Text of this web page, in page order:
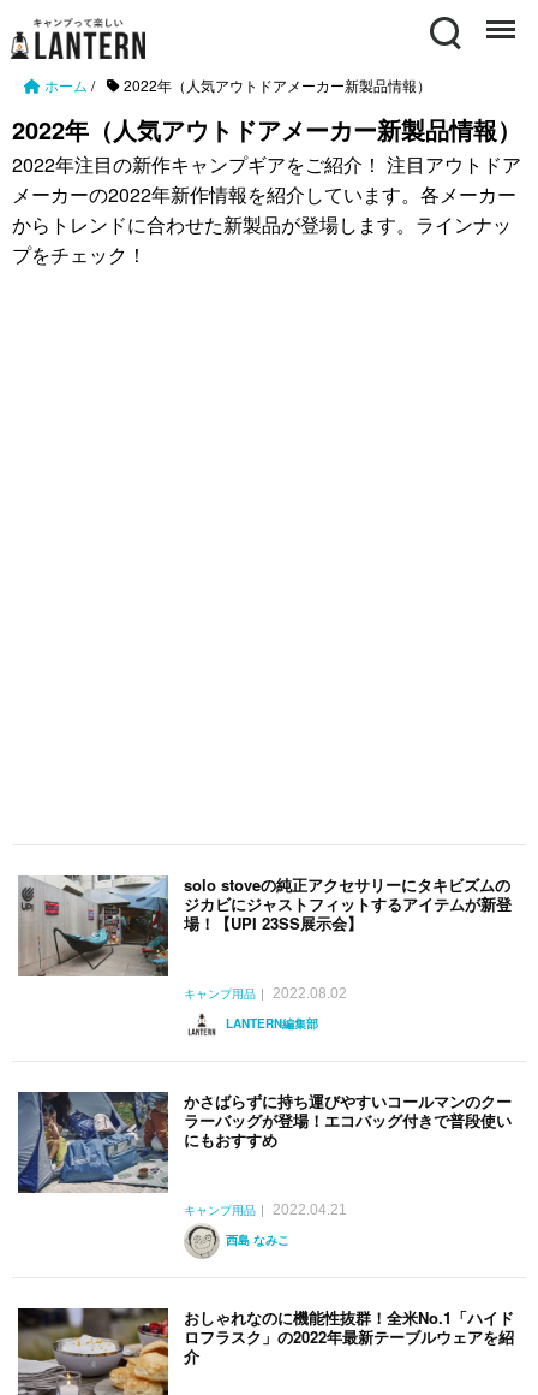
Search Menu
ホーム / 2022年（人気アウトドアメーカー新製品情報）
2022年（人気アウトドアメーカー新製品情報）
2022年注目の新作キャンプギアをご紹介！ 注目アウトドア
メーカーの2022年新作情報を紹介しています。各メーカー
からトレンドに合わせた新製品が登場します。ラインナッ
プをチェック！
solo stoveの純正アクセサリーにタキビズムの
ジカビにジャストフィットするアイテムが新登
場！【UPI 23SS展示会】
キャンプ用品
2022.08.02
LANTERN編集部
かさばらずに持ち運びやすいコールマンのクー
ラーバッグが登場！エコバッグ付きで普段使い
にもおすすめ
キャンプ用品
2022.04.21
西島 なみこ
おしゃれなのに機能性抜群！全米No.1「ハイド
ロフラスク」の2022年最新テーブルウェアを紹
介